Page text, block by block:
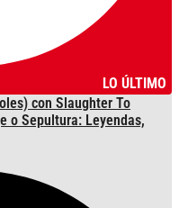
LO ÚLTIMO
con Slaughter To
o Sepultura: Leyendas,